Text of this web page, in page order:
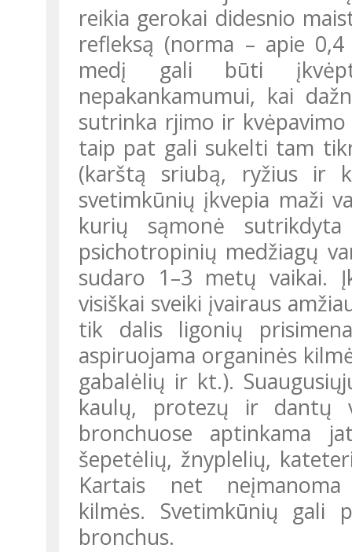
reikia gerokai didesnio
refleksą (norma – apie
medį gali būti
nepakankamumui, kai
sutrinka rjimo ir
taip pat gali sukelti tam
(karštą sriubą, ryžius ir
svetimkūnių įkvepia maži
kurių sąmonė
psichotropinių medžiagų
sudaro 1–3 metų vaikai.
visiškai sveiki įvairaus
tik dalis ligonių
aspiruojama organinės
gabalėlių ir kt.).
kaulų, protezų ir dantų
bronchuose aptinkama
šepetėlių, žnyplelių,
Kartais net
kilmės. Svetimkūnių gali
bronchus.